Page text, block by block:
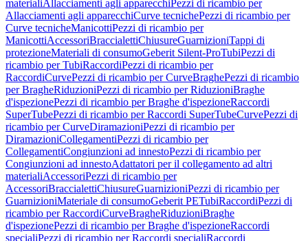
materialiAllacciamenti agli apparecchiPezzi di ricambio per
Allacciamenti agli apparecchiCurve tecnichePezzi di ricambio per
Curve tecnicheManicottiPezzi di ricambio per
ManicottiAccessoriBraccialettiChiusureGuarnizioniTappi di
protezioneMateriali di consumoGeberit Silent-ProTubiPezzi di
ricambio per TubiRaccordiPezzi di ricambio per
RaccordiCurvePezzi di ricambio per CurveBraghePezzi di ricambio
per BragheRiduzioniPezzi di ricambio per RiduzioniBraghe
d'ispezionePezzi di ricambio per Braghe d'ispezioneRaccordi
SuperTubePezzi di ricambio per Raccordi SuperTubeCurvePezzi di
ricambio per CurveDiramazioniPezzi di ricambio per
DiramazioniCollegamentiPezzi di ricambio per
CollegamentiCongiunzioni ad innestoPezzi di ricambio per
Congiunzioni ad innestoAdattatori per il collegamento ad altri
materialiAccessoriPezzi di ricambio per
AccessoriBraccialettiChiusureGuarnizioniPezzi di ricambio per
GuarnizioniMateriale di consumoGeberit PETubiRaccordiPezzi di
ricambio per RaccordiCurveBragheRiduzioniBraghe
d'ispezionePezzi di ricambio per Braghe d'ispezioneRaccordi
specialiPezzi di ricambio per Raccordi specialiRaccordi